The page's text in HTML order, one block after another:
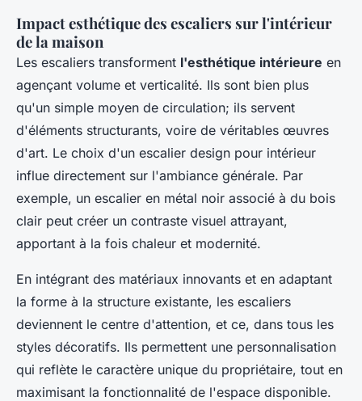
Impact esthétique des escaliers sur l'intérieur
de la maison
Les escaliers transforment l'esthétique intérieure en
agençant volume et verticalité. Ils sont bien plus
qu'un simple moyen de circulation; ils servent
d'éléments structurants, voire de véritables œuvres
d'art. Le choix d'un escalier design pour intérieur
influe directement sur l'ambiance générale. Par
exemple, un escalier en métal noir associé à du bois
clair peut créer un contraste visuel attrayant,
apportant à la fois chaleur et modernité.
En intégrant des matériaux innovants et en adaptant
la forme à la structure existante, les escaliers
deviennent le centre d'attention, et ce, dans tous les
styles décoratifs. Ils permettent une personnalisation
qui reflète le caractère unique du propriétaire, tout en
maximisant la fonctionnalité de l'espace disponible.